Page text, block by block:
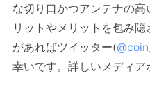
な切り口かつアンテナの
リットやメリットを包み
があればツイッター(
幸いです。詳しいメディア